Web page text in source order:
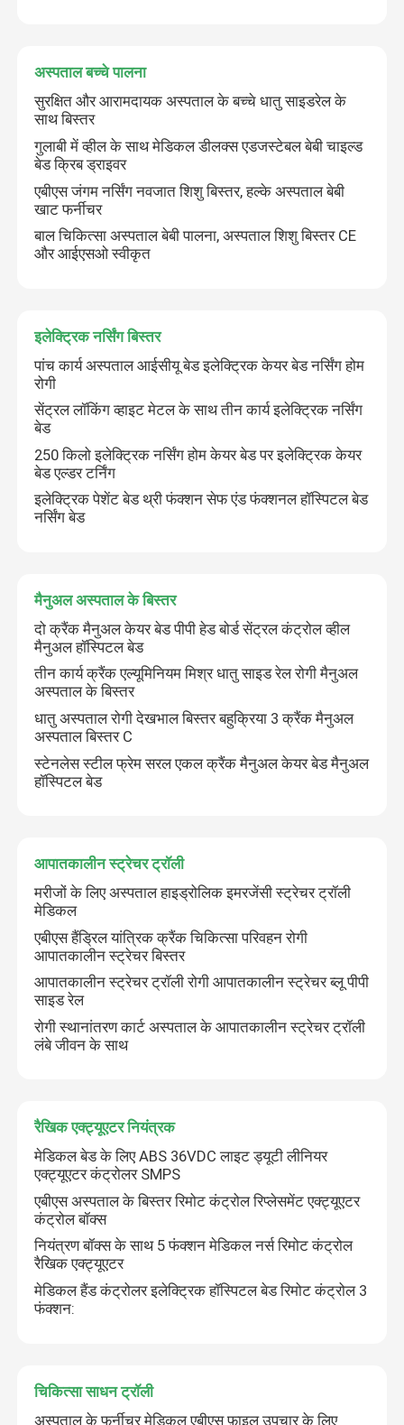
घर
हमारे बारे में
कारखाने का दौरा
गुणवत्ता नियंत्रण
हमसे संपर्क करें
मामले
अस्पताल में डिलीवरी बेड
प्रसूति तालिका सहायक उपकरण
मेडिकल परीक्षा सोफे
चिकित्सा उपकरण उपभोज्य
अस्पताल बच्चे पालना
इलेक्ट्रिक नर्सिंग बिस्तर
आपातकालीन स्ट्रेचर ट्रॉली
अस्पताल बच्चे पालना
सुरक्षित और आरामदायक अस्पताल के बच्चे धातु साइडरेल के
साथ बिस्तर
गुलाबी में व्हील के साथ मेडिकल डीलक्स एडजस्टेबल बेबी चाइल्ड
बेड क्रिब ड्राइवर
एबीएस जंगम नर्सिंग नवजात शिशु बिस्तर, हल्के अस्पताल बेबी
खाट फर्नीचर
बाल चिकित्सा अस्पताल बेबी पालना, अस्पताल शिशु बिस्तर CE
और आईएसओ स्वीकृत
इलेक्ट्रिक नर्सिंग बिस्तर
पांच कार्य अस्पताल आईसीयू बेड इलेक्ट्रिक केयर बेड नर्सिंग होम
रोगी
सेंट्रल लॉकिंग व्हाइट मेटल के साथ तीन कार्य इलेक्ट्रिक नर्सिंग
बेड
250 किलो इलेक्ट्रिक नर्सिंग होम केयर बेड पर इलेक्ट्रिक केयर
बेड एल्डर टर्निंग
इलेक्ट्रिक पेशेंट बेड थ्री फंक्शन सेफ एंड फंक्शनल हॉस्पिटल बेड
नर्सिंग बेड
मैनुअल अस्पताल के बिस्तर
दो क्रैंक मैनुअल केयर बेड पीपी हेड बोर्ड सेंट्रल कंट्रोल व्हील
मैनुअल हॉस्पिटल बेड
तीन कार्य क्रैंक एल्यूमिनियम मिश्र धातु साइड रेल रोगी मैनुअल
अस्पताल के बिस्तर
धातु अस्पताल रोगी देखभाल बिस्तर बहुक्रिया 3 क्रैंक मैनुअल
अस्पताल बिस्तर C
स्टेनलेस स्टील फ्रेम सरल एकल क्रैंक मैनुअल केयर बेड मैनुअल
हॉस्पिटल बेड
आपातकालीन स्ट्रेचर ट्रॉली
मरीजों के लिए अस्पताल हाइड्रोलिक इमरजेंसी स्ट्रेचर ट्रॉली
मेडिकल
एबीएस हैंड्रिल यांत्रिक क्रैंक चिकित्सा परिवहन रोगी
आपातकालीन स्ट्रेचर बिस्तर
आपातकालीन स्ट्रेचर ट्रॉली रोगी आपातकालीन स्ट्रेचर ब्लू पीपी
साइड रेल
रोगी स्थानांतरण कार्ट अस्पताल के आपातकालीन स्ट्रेचर ट्रॉली
लंबे जीवन के साथ
रैखिक एक्ट्यूएटर नियंत्रक
मेडिकल बेड के लिए ABS 36VDC लाइट ड्यूटी लीनियर
एक्ट्यूएटर कंट्रोलर SMPS
एबीएस अस्पताल के बिस्तर रिमोट कंट्रोल रिप्लेसमेंट एक्ट्यूएटर
कंट्रोल बॉक्स
नियंत्रण बॉक्स के साथ 5 फंक्शन मेडिकल नर्स रिमोट कंट्रोल
रैखिक एक्ट्यूएटर
मेडिकल हैंड कंट्रोलर इलेक्ट्रिक हॉस्पिटल बेड रिमोट कंट्रोल 3
फंक्शन:
चिकित्सा साधन ट्रॉली
अस्पताल के फर्नीचर मेडिकल एबीएस फ़ाइल उपचार के लिए